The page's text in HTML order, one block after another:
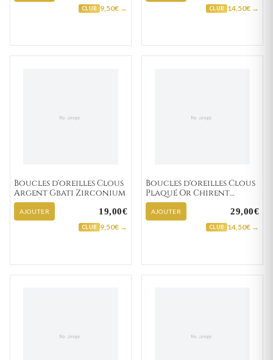
CLUB 9,50€ → CLUB 14,50€ →
Boucles d'oreilles Clous
Argent Gbati Zirconium
AJOUTER 19,00€
CLUB 9,50€ →
Boucles d'oreilles Clous
Plaqué Or Chirent
Zirconium
AJOUTER 29,00€
CLUB 14,50€ →